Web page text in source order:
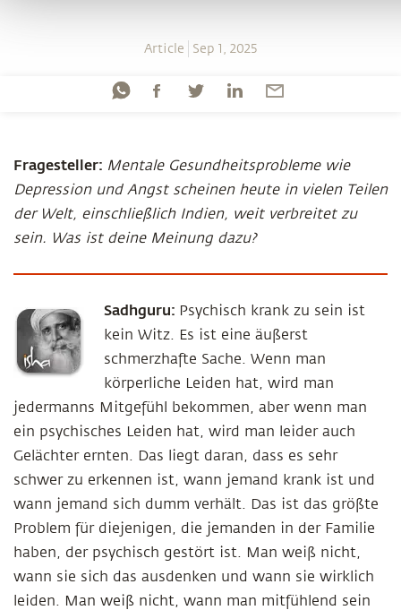
Article Sep 1, 2025
Fragesteller: Mentale Gesundheitsprobleme wie
Depression und Angst scheinen heute in vielen Teilen
der Welt, einschließlich Indien, weit verbreitet zu
sein. Was ist deine Meinung dazu?
Sadhguru: Psychisch krank zu sein ist
kein Witz. Es ist eine äußerst
schmerzhafte Sache. Wenn man
körperliche Leiden hat, wird man
jedermanns Mitgefühl bekommen, aber wenn man
ein psychisches Leiden hat, wird man leider auch
Gelächter ernten. Das liegt daran, dass es sehr
schwer zu erkennen ist, wann jemand krank ist und
wann jemand sich dumm verhält. Das ist das größte
Problem für diejenigen, die jemanden in der Familie
haben, der psychisch gestört ist. Man weiß nicht,
wann sie sich das ausdenken und wann sie wirklich
leiden. Man weiß nicht, wann man mitfühlend sein